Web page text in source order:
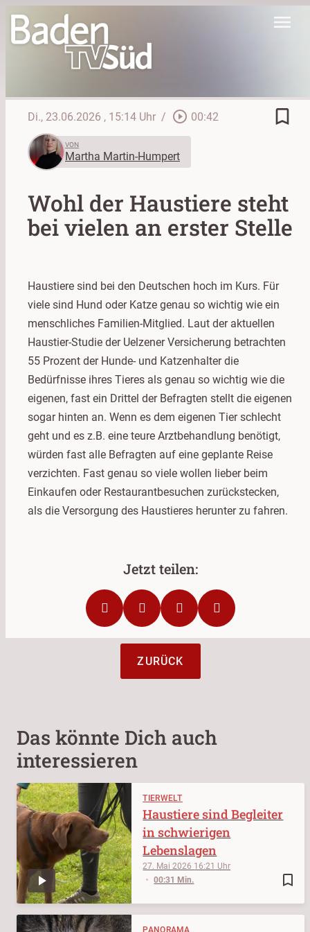
menu
Di., 23.06.2026 , 15:14 Uhr / play_circle_outline 00:42 bookmark_border
VON
Martha Martin-Humpert
Wohl der Haustiere steht
bei vielen an erster Stelle
Haustiere sind bei den Deutschen hoch im Kurs. Für
viele sind Hund oder Katze genau so wichtig wie ein
menschliches Familien-Mitglied. Laut der aktuellen
Haustier-Studie der Uelzener Versicherung betrachten
55 Prozent der Hunde- und Katzenhalter die
Bedürfnisse ihres Tieres als genau so wichtig wie die
eigenen, fast ein Drittel der Befragten stellt die eigenen
sogar hinten an. Wenn es dem eigenen Tier schlecht
geht und es z.B. eine teure Arztbehandlung benötigt,
würden fast alle Befragten auf eine geplante Reise
verzichten. Fast genau so viele wollen lieber beim
Einkaufen oder Restaurantbesuchen zurückstecken,
als die Versorgung des Haustieres herunter zu fahren.
ZURÜCK
Das könnte Dich auch
interessieren
TIERWELT
bookmark_border
27. Mai 2026 16:21
00:31 Min.
Haustiere sind Begleiter
in schwierigen
Lebenslagen
PANORAMA